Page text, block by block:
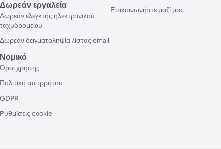
Δωρεάν εργαλεία
Δωρεάν ελεγκτής ηλεκτρονικού
ταχυδρομείου
Δωρεάν δειγματοληψία λίστας email
Επικοινωνήστε μαζί μας
Νομικό
Όροι χρήσης
Πολιτική απορρήτου
GDPR
Ρυθμίσεις cookie